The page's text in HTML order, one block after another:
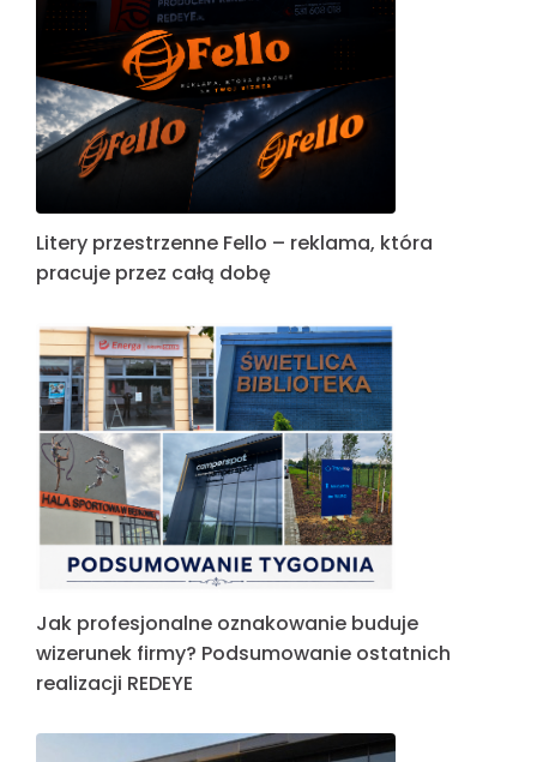
Litery przestrzenne Fello – reklama, która
pracuje przez całą dobę
Jak profesjonalne oznakowanie buduje
wizerunek firmy? Podsumowanie ostatnich
realizacji REDEYE